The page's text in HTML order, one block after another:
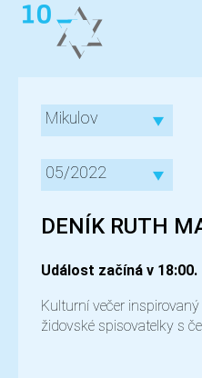
Mikulov
05/2022
DENÍK RUTH
Událost začíná v 18:00.
Kulturní večer
židovské spisovatelky s